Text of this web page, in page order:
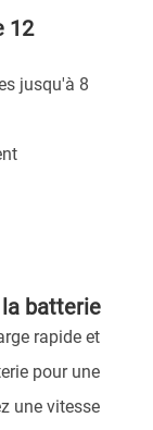
12
jusqu'à 8
batterie
rapide et
pour une
une vitesse